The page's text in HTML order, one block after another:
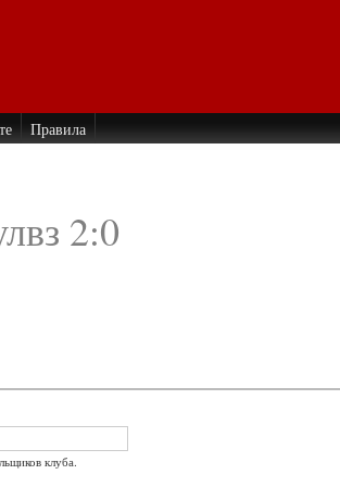
Правила
2:0
клуба.